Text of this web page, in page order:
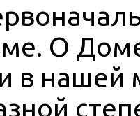
О
и в